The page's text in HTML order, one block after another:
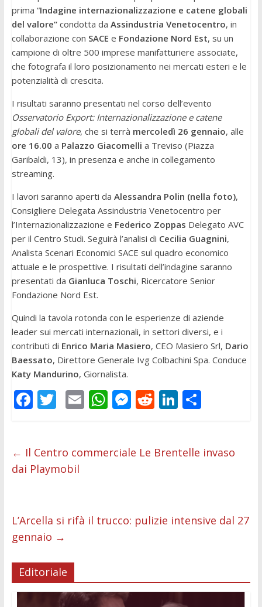
prima “Indagine internazionalizzazione e catene globali
del valore”condotta da Assindustria Venetocentro, in
collaborazione con SACE e Fondazione Nord Est, su un
campione di oltre 500 imprese manifatturiere associate,
che fotografa il loro posizionamento nei mercati esteri e le
potenzialità di crescita.
I risultati saranno presentati nel corso dell’evento
Osservatorio Export: Internazionalizzazione e catene
globali del valore, che si terrà mercoledì 26 gennaio, alle
ore 16.00 a Palazzo Giacomelli a Treviso (Piazza
Garibaldi, 13), in presenza e anche in collegamento
streaming.
I lavori saranno aperti da Alessandra Polin (nella foto),
Consigliere Delegata Assindustria Venetocentro per
l’Internazionalizzazione e Federico Zoppas Delegato AVC
per il Centro Studi. Seguirà l’analisi di Cecilia Guagnini,
Analista Scenari Economici SACE sul quadro economico
attuale e le prospettive. I risultati dell’indagine saranno
presentati da Gianluca Toschi, Ricercatore Senior
Fondazione Nord Est.
Quindi la tavola rotonda con le esperienze di aziende
leader sui mercati internazionali, in settori diversi, e i
contributi di Enrico Maria Masiero, CEO Masiero Srl, Dario
Baessato, Direttore Generale Ivg Colbachini Spa. Conduce
Katy Mandurino, Giornalista.
F
b
o
k
T
er
E
l
W
s
p
M
e
er
R
di
Li
e
C
di
← Il Centro commerciale Le Brentelle invaso
dai Playmobil
L’Arcella si rifà il trucco: pulizie intensive dal 27
gennaio →
Editoriale